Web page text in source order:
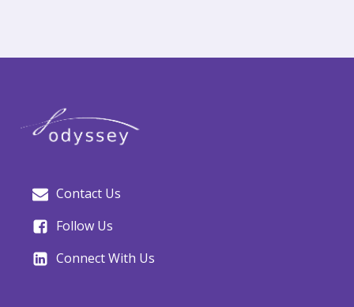
Contact Us
Follow Us
Connect With Us